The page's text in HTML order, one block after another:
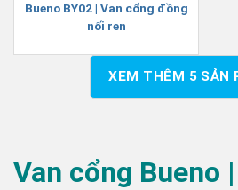
Bueno BY02 | Van cổng đồng
nối ren
XEM THÊM 5SẢN
Van cổng Bueno